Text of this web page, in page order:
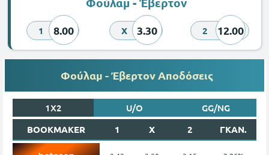
1 8.00 X 3.30 2 12.00
Φούλαμ - Έβερτον Αποδόσεις
1X2 U/O
GG/NG
BOOKMAKER
1 X 2 ΓΚΑΝ.